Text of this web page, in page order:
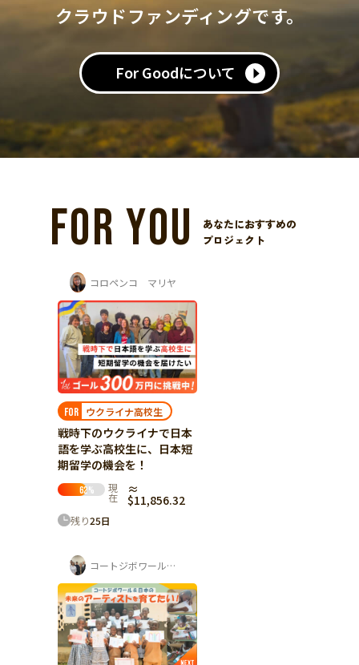
クラウドファンディングです。
For Goodについて
FOR YOU
あなたにおすすめの
プロジェクト
コロペンコ マリヤ
FOR ウクライナ高校生
戦時下のウクライナで日本
語を学ぶ高校生に、日本短
期留学の機会を！
62% 現
在
≈
$11,856.32
残り25日
コートジボワール・日本 子どもアートフェ...